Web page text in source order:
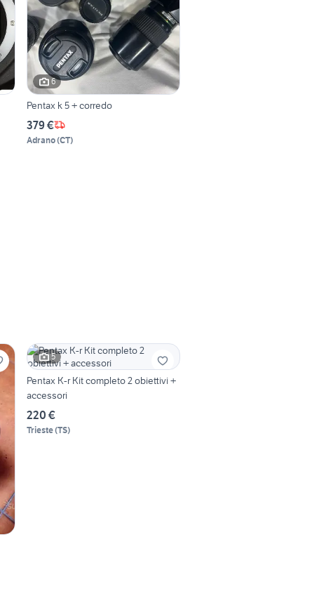
6
Pentax k 5 + corredo
379 €
Adrano(CT)
5
Pentax K-r Kit completo 2 obiettivi +
accessori
220 €
Trieste(TS)